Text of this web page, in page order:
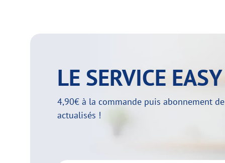
LE SERVICE
4,90€ à la commande puis abonnement
actualisés !